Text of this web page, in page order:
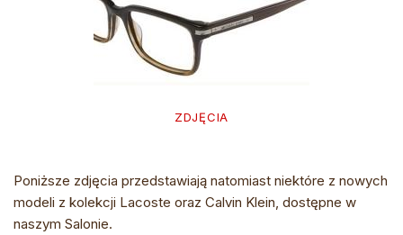
ZDJĘCIA
Poniższe zdjęcia przedstawiają natomiast niektóre z nowych
modeli z kolekcji Lacoste oraz Calvin Klein, dostępne w
naszym Salonie.